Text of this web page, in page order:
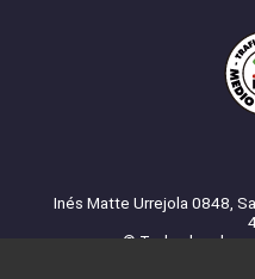
Inés Matte Urrejola 0848,
© Todos los